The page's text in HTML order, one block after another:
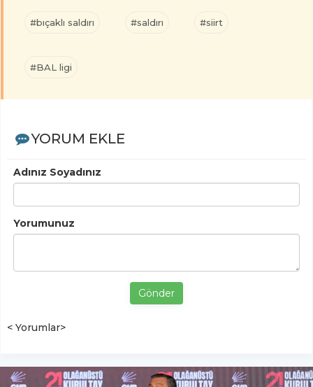
#bıçaklı saldırı #saldırı #siirt
#BAL ligi
YORUM EKLE
Adınız Soyadınız
Yorumunuz
Gönder
< Yorumlar>